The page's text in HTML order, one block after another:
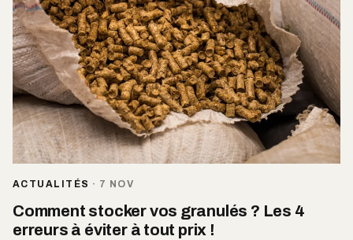
ACTUALITÉS · 7 NOV
Comment stocker vos granulés ? Les 4
erreurs à éviter à tout prix !